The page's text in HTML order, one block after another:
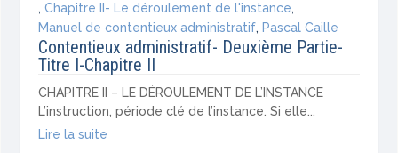
,Chapitre II- Le déroulement de l'instance,
Manuel de contentieux administratif, Pascal Caille
Contentieux administratif- Deuxième Partie-
Titre I-Chapitre II
CHAPITRE II – LE DÉROULEMENT DE L’INSTANCE
L’instruction, période clé de l’instance. Si elle...
Lire la suite